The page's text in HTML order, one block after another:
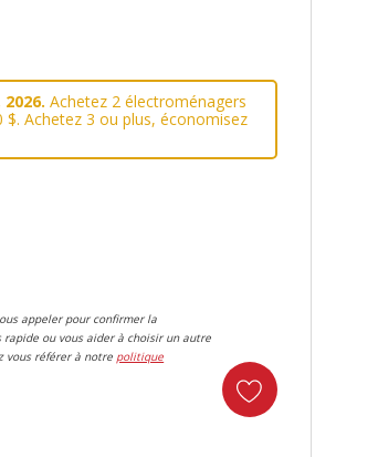
Achetez 2 électroménagers
Achetez 3 ou plus, économisez
appeler pour confirmer la
ou vous aider à choisir un autre
vous référer à notre politique